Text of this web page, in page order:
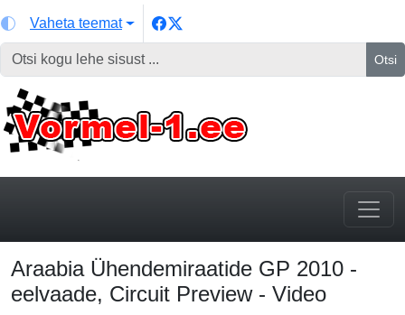
Vaheta teemat
Otsi
Araabia Ühendemiraatide GP 2010 -
eelvaade, Circuit Preview - Video